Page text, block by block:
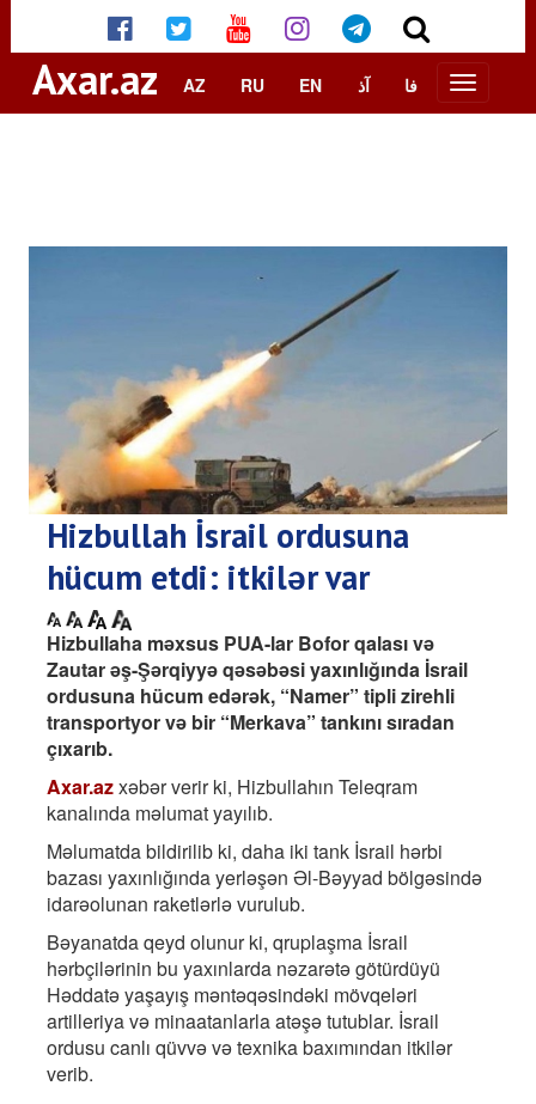
Axar.az AZ RU EN آذ فا
Hizbullah İsrail ordusuna
hücum etdi: itkilər var
Hizbullaha məxsus PUA-lar Bofor qalası və
Zautar əş-Şərqiyyə qəsəbəsi yaxınlığında İsrail
ordusuna hücum edərək, “Namer” tipli zirehli
transportyor və bir “Merkava” tankını sıradan
çıxarıb.
Axar.azxəbər verir ki, Hizbullahın Teleqram
kanalında məlumat yayılıb.
Məlumatda bildirilib ki, daha iki tank İsrail hərbi
bazası yaxınlığında yerləşən Əl-Bəyyad bölgəsində
idarəolunan raketlərlə vurulub.
Bəyanatda qeyd olunur ki, qruplaşma İsrail
hərbçilərinin bu yaxınlarda nəzarətə götürdüyü
Həddatə yaşayış məntəqəsindəki mövqeləri
artilleriya və minaatanlarla atəşə tutublar. İsrail
ordusu canlı qüvvə və texnika baxımından itkilər
verib.